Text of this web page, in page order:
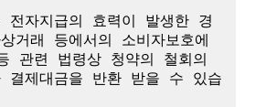
자지급의 효력이 발생한 경
거래 등에서의 소비자보호에
관련 법령상 청약의 철회의
결제대금을 반환 받을 수 있습